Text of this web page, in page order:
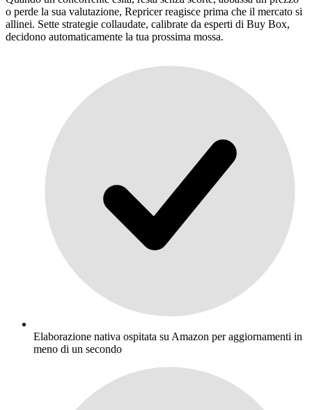
o perde la sua valutazione, Repricer reagisce prima che il mercato si
allinei. Sette strategie collaudate, calibrate da esperti di Buy Box,
decidono automaticamente la tua prossima mossa.
Elaborazione nativa ospitata su Amazon per aggiornamenti in
meno di un secondo